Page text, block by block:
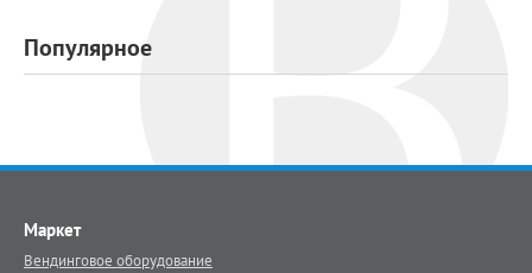
Популярное
Маркет
Вендинговое оборудование